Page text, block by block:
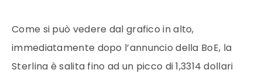
Come si può vedere dal grafico in alto,
immediatamente dopo l’annuncio della BoE, la
Sterlina è salita fino ad un picco di 1,3314 dollari